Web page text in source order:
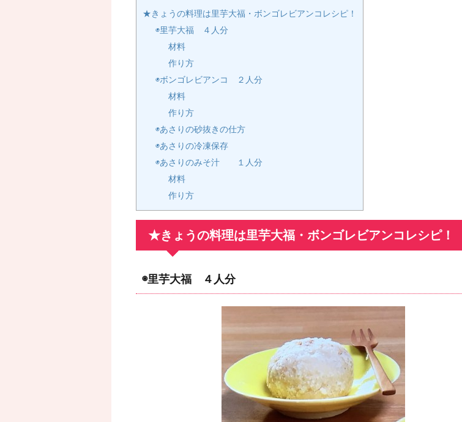
★きょうの料理は里芋大福・ボンゴレビアンコレシピ！
◉里芋大福 ４人分
材料
作り方
◉ボンゴレビアンコ ２人分
材料
作り方
◉あさりの砂抜きの仕方
◉あさりの冷凍保存
◉あさりのみそ汁 １人分
材料
作り方
★きょうの料理は里芋大福・ボンゴレビアンコレシピ！
◉里芋大福 ４人分